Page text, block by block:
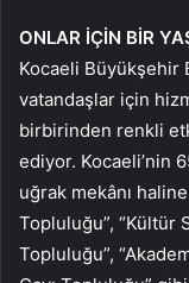
ONLAR İÇİN BİR
Kocaeli Büyükşehir
vatandaşlar için
birbirinden renkli
ediyor. Kocaeli’nin
uğrak mekânı
Topluluğu”, “Kültür
Topluluğu”,